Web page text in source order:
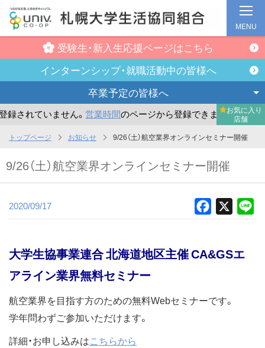
ン
コ
受験生・新入生応援ページはこちら
インターンシップ・就職活動中の皆様へ
卒業予定の皆様へ
されていません。営業時間のページから登録できます。お気に入り
店舗
MENU
トップページ お知らせ 9/26（土）航空業界オンラインセミナー開催
9/26（土）航空業界オンラインセミナー開催
2020/09/17 Facebook
大学生協事業連合 北海道地区主催 CA&GSエ
アライン業界無料セミナー
航空業界を目指す方のための無料Webセミナーです。
学年問わずご参加いただけます。
詳細・お申し込みはこちらから